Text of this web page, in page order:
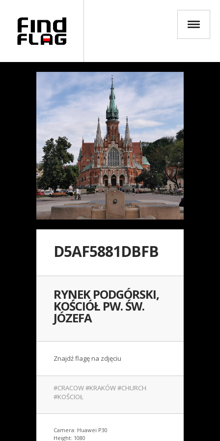
D5AF5881DBFB
RYNEK PODGÓRSKI,
KOŚCIÓŁ PW. ŚW.
JÓZEFA
Znajdź flagę na zdjęciu
#CRACOW #KRAKÓW #CHURCH
#KOŚCIOŁ
Camera: Huawei P30
Height: 1080